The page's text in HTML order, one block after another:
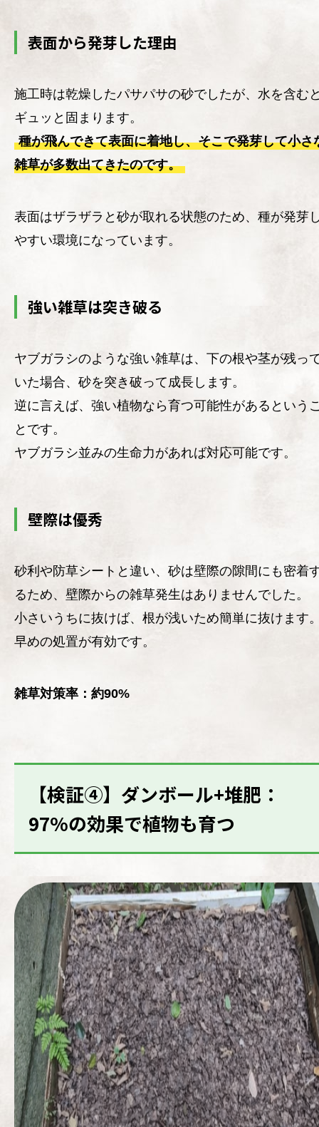
表面から発芽した理由
施工時は乾燥したパサパサの砂でしたが、水を含む
ギュッと固まります。
種が飛んできて表面に着地し、そこで発芽して小さ
雑草が多数出てきたのです。
表面はザラザラと砂が取れる状態のため、種が発芽
やすい環境になっています。
強い雑草は突き破る
ヤブガラシのような強い雑草は、下の根や茎が残っ
いた場合、砂を突き破って成長します。
逆に言えば、強い植物なら育つ可能性があるという
とです。
ヤブガラシ並みの生命力があれば対応可能です。
壁際は優秀
砂利や防草シートと違い、砂は壁際の隙間にも密着
るため、壁際からの雑草発生はありませんでした。
小さいうちに抜けば、根が浅いため簡単に抜けます
早めの処置が有効です。
雑草対策率：約90%
【検証④】ダンボール+堆肥：
97%の効果で植物も育つ